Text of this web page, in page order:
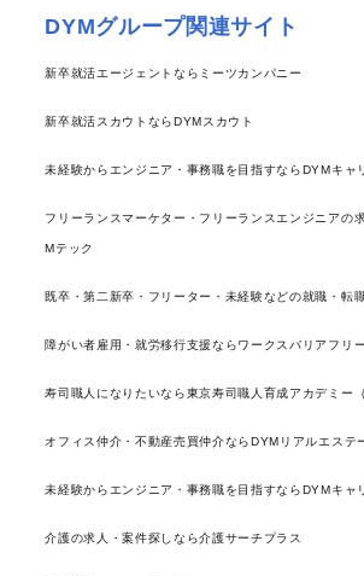
DYMグループ関連サイト
新卒就活エージェントならミーツカンパニー
新卒就活スカウトならDYMスカウト
未経験からエンジニア・事務職を目指すならDYMキャ
フリーランスマーケター・フリーランスエンジニアの
Mテック
既卒・第二新卒・フリーター・未経験などの就職・転
障がい者雇用・就労移行支援ならワークスバリアフリー
寿司職人になりたいなら東京寿司職人育成アカデミー
オフィス仲介・不動産売買仲介ならDYMリアルエステ
未経験からエンジニア・事務職を目指すならDYMキャ
介護の求人・案件探しなら介護サーチプラス